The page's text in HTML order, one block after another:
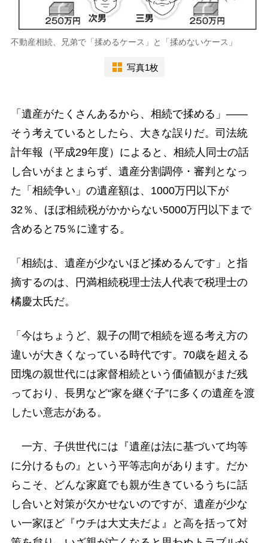
不動産相続、兄弟で「揉めるケース」と「揉めないケース」
写真1枚
「遺産がたくさんあるから、相続で揉める」――
そう考えているとしたら、大きな誤りだ。司法統
計年報（平成29年度）によると、相続人同士の話
し合いがまとまらず、遺産分割調停・審判となっ
た「相続争い」の遺産額は、1000万円以下が
32％、ほぼ相続税がかからない5000万円以下まで
含めると75％に達する。
「相続は、遺産が少ないほど揉めるんです」と指
摘するのは、円満相続税理士法人代表で税理士の
橘慶太氏だ。
「今はちょうど、親子の間で相続を巡る考え方の
違いが大きくなっている時代です。70歳を超える
団塊の親世代には家督相続という価値観がまだ残
っており、長男など“家を継ぐ子”に多くの遺産を渡
したい意志がある。
一方、子供世代には『遺産は法に基づいて均等
に分けるもの』という平等志向があります。だか
らこそ、どんな家庭でも親が生きているうちに話
し合いと対策が欠かせないのですが、遺産が少な
い一家ほど『ウチは大丈夫だよ』と高を括って対